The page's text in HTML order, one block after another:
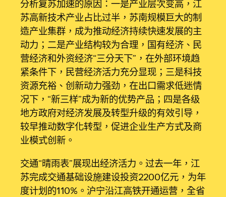
分析复苏加速的原因：一是产业层次变高，江
苏高新技术产业占比过半，苏南规模巨大的制
造产业集群，成为推动经济持续快速发展的主
动力；二是产业结构较为合理，国有经济、民
营经济和外资经济“三分天下”，在外部环境趋
紧条件下，民营经济活力充分显现；三是科技
资源充裕、创新动力强劲，在出口需求低迷情
况下，“新三样”成为新的优势产品；四是各级
地方政府对经济发展及转型升级的有效引导，
较早推动数字化转型，促进企业生产方式及商
业模式创新。
交通“晴雨表”展现出经济活力。过去一年，江
苏完成交通基础设施建设投资2200亿元，为年
度计划的110%。沪宁沿江高铁开通运营，全省